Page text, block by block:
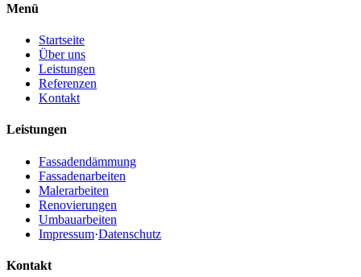
Menü
Startseite
Über uns
Leistungen
Referenzen
Kontakt
Leistungen
Fassadendämmung
Fassadenarbeiten
Malerarbeiten
Renovierungen
Umbauarbeiten
Impressum·Datenschutz
Kontakt